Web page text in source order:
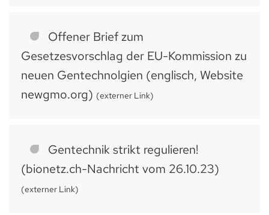
Offener Brief zum
Gesetzesvorschlag der EU-Kommission zu
neuen Gentechnolgien (englisch, Website
newgmo.org) (externer Link)
Gentechnik strikt regulieren!
(bionetz.ch-Nachricht vom 26.10.23)
(externer Link)